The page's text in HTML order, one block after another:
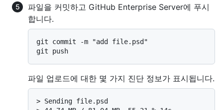
파일을 커밋하고 GitHub Enterprise Server에 푸시
합니다.
git commit -m "add file.psd"
파일 업로드에 대한 몇 가지 진단 정보가 표시됩니다.
> Sending file.psd